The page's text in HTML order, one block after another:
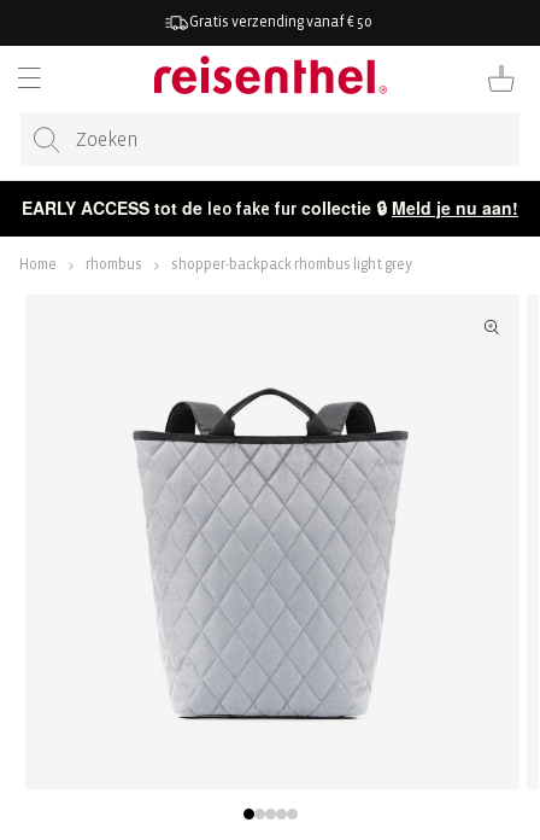
Gratis verzending vanaf € 50
EARLY ACCESS tot de leo fake fur collectie 🔒 Meld je nu aan!
Home rhombus shopper-backpack rhombus light grey